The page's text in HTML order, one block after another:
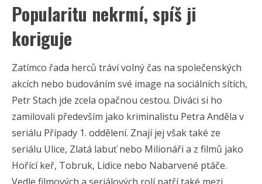
Popularitu nekrmí, spíš ji
koriguje
Zatímco řada herců tráví volný čas na společenských
akcích nebo budováním své image na sociálních sítích,
Petr Stach jde zcela opačnou cestou. Diváci si ho
zamilovali především jako kriminalistu Petra Anděla v
seriálu Případy 1. oddělení. Znají jej však také ze
seriálu Ulice, Zlatá labuť nebo Milionáři a z filmů jako
Hořící keř, Tobruk, Lidice nebo Nabarvené ptáče.